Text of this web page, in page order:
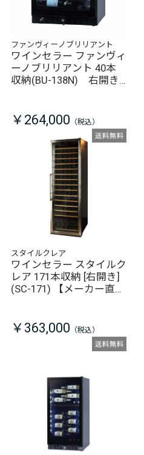
ファンヴィーノブリリアント
ワインセラー ファンヴィ
ーノブリリアント 40本
収納(BU-138N) 右開き
￥264,000
スタイルクレア
ワインセラー スタイルク
レア 171本収納 [右開き]
(SC-171) 【メーカー直
￥363,000